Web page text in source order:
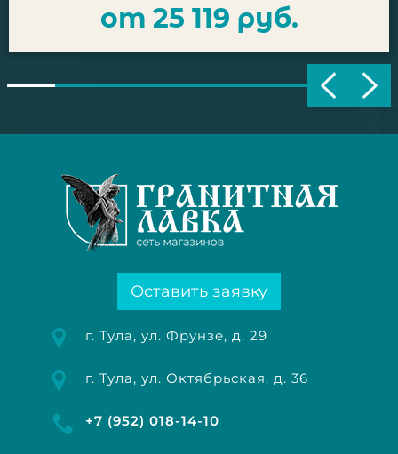
от 25 119 руб.
Оставить заявку
г. Тула, ул. Фрунзе, д. 29
г. Тула, ул. Октябрьская, д. 36
+7 (952) 018-14-10